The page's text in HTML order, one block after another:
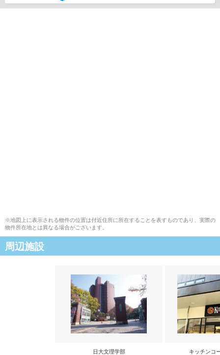
※地図上に表示される物件の位置は付近住所に所在することを表すものであり、実際の
物件所在地とは異なる場合がございます。
周辺施設
日大文理学部 キッチンコ